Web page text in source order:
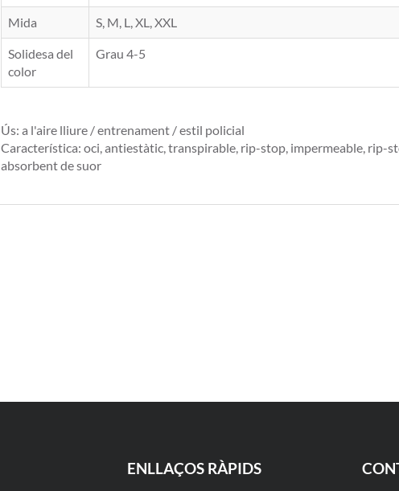
Mida S, M, L, XL, XXL
Solidesa del
color
Grau 4-5
Ús: a l'aire lliure / entrenament / estil policial
Característica: oci, antiestàtic, transpirable, rip-stop, impermeable, rip-
absorbent de suor
ENLLAÇOS RÀPIDS